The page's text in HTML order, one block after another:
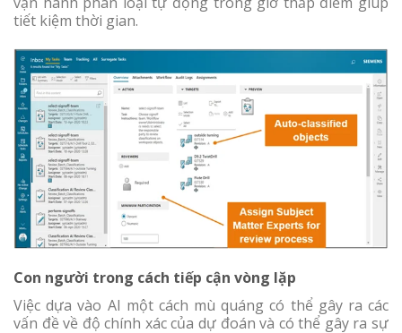
tiết kiệm thời gian.
Con người trong cách tiếp cận vòng lặp
Việc dựa vào AI một cách mù quáng có thể gây ra các
vấn đề về độ chính xác của dự đoán và có thể gây ra sự